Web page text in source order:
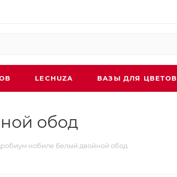
LECHUZA ВАЗЫ ДЛЯ ЦВЕТОВ
обод
нобиле Белый двойной обод